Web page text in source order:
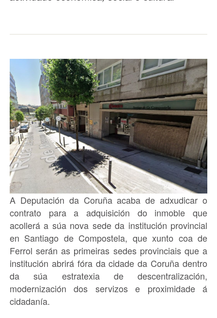
A Deputación da Coruña acaba de adxudicar o
contrato para a adquisición do inmoble que
acollerá a súa nova sede da institución provincial
en Santiago de Compostela, que xunto coa de
Ferrol serán as primeiras sedes provinciais que a
institución abrirá fóra da cidade da Coruña dentro
da súa estratexia de descentralización,
modernización dos servizos e proximidade á
cidadanía.